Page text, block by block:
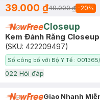
39.000 ₫49.000 ₫ -20%
Closeup
Kem Đánh Răng
(SKU: 422209497)
Số công bố với Bộ Y Tế :
022 Hỏi đáp
Giao Nhanh